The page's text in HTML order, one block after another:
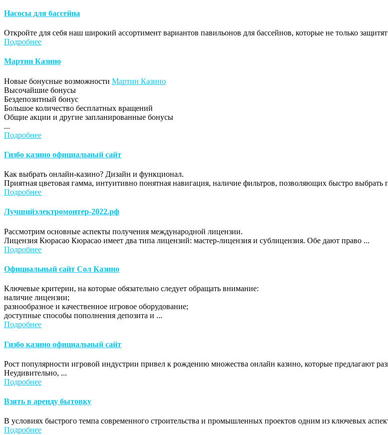
Насосы для бассейна
Откройте для себя наш широкий ассортимент вариантов павильонов для бассейнов, которые не только
Подробнее
Мартин Казино
Новые бонусные возможности Мартин Казино
Высочайшие бонусы
Бездепозитный бонус
Большое количество бесплатных вращений
Общие акции и другие запланированные бонусы
...
Подробнее
Гизбо казино официальный сайт
Как выбрать онлайн-казино? Дизайн и функционал.
Приятная цветовая гамма, интуитивно понятная навигация, наличие фильтров, позволяющих быстро выбрать
Подробнее
Лучшийэлектромонтер-2022.рф
Рассмотрим основные аспекты получения международной лицензии.
Лицензия Кюрасао Кюрасао имеет два типа лицензий: мастер-лицензия и сублицензия. Обе дают право ...
Подробнее
Официальный сайт Сол Казино
Ключевые критерии, на которые обязательно следует обращать внимание:
наличие лицензии;
разнообразное и качественное игровое оборудование;
доступные способы пополнения депозита и ...
Подробнее
Гизбо казино официальный сайт
Рост популярности игровой индустрии привел к рождению множества онлайн казино, которые предлагают
Неудивительно, ...
Подробнее
Взять в аренду бытовку
В условиях быстрого темпа современного строительства и промышленных проектов одним из ключевых
Подробнее